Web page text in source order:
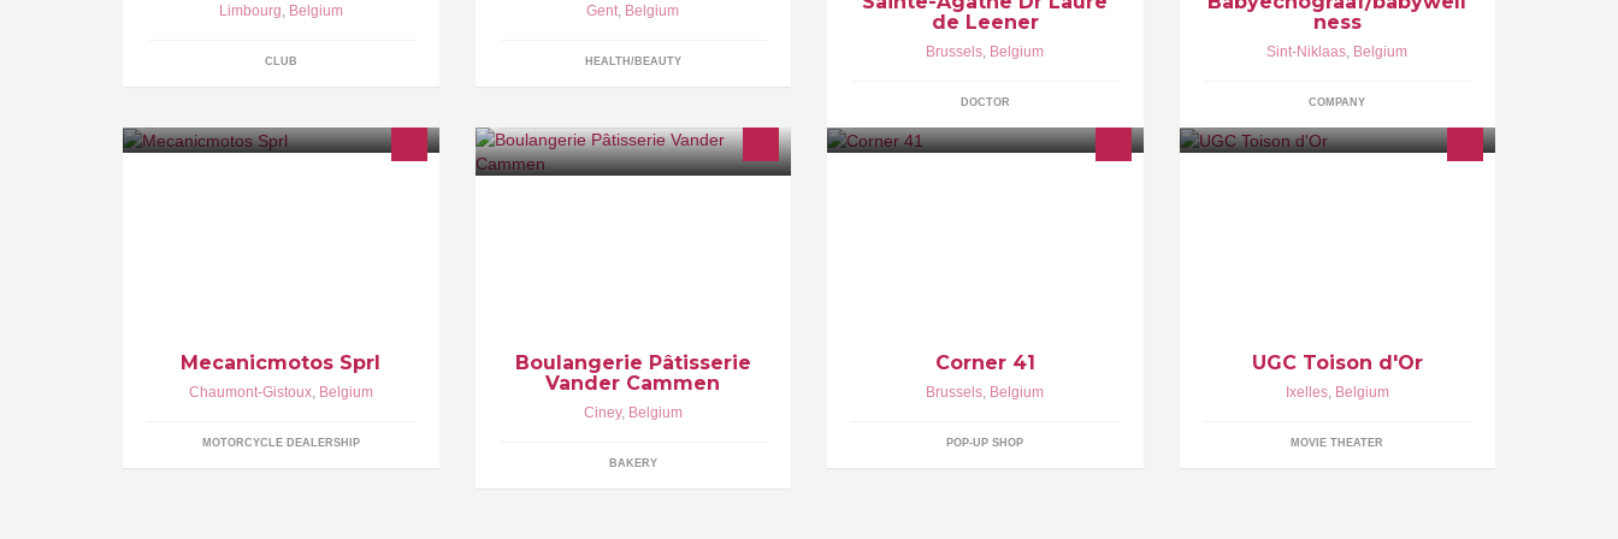
Limbourg, Belgium
CLUB
Gent, Belgium
HEALTH/BEAUTY
de Leener
Brussels, Belgium
DOCTOR
ness
Sint-Niklaas, Belgium
COMPANY
Mecanicmotos Sprl
Chaumont-Gistoux, Belgium
MOTORCYCLE DEALERSHIP
Boulangerie Pâtisserie
Vander Cammen
Ciney, Belgium
BAKERY
Corner 41
Brussels, Belgium
POP-UP SHOP
UGC Toison d'Or
Ixelles, Belgium
MOVIE THEATER